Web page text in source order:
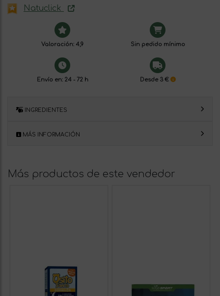
Natuclick
Valoración: 4,9 Sin pedido mínimo
Envío en: 24 - 72 h Desde 3 €
INGREDIENTES
MÁS INFORMACIÓN
Más productos de este vendedor